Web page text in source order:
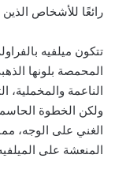
رائعًا للأشخاص
تتكون ميلفيه
المحمصة بلونها
الناعمة والمخملية،
ولكن الخطوة
الغني على الوجه،
المنعشة على